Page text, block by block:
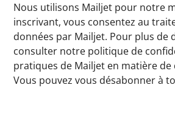
Nous utilisons Mailjet pour notre
inscrivant, vous consentez au
données par Mailjet. Pour plus de
consulter notre politique de
pratiques de Mailjet en matière
Vous pouvez vous désabonner à